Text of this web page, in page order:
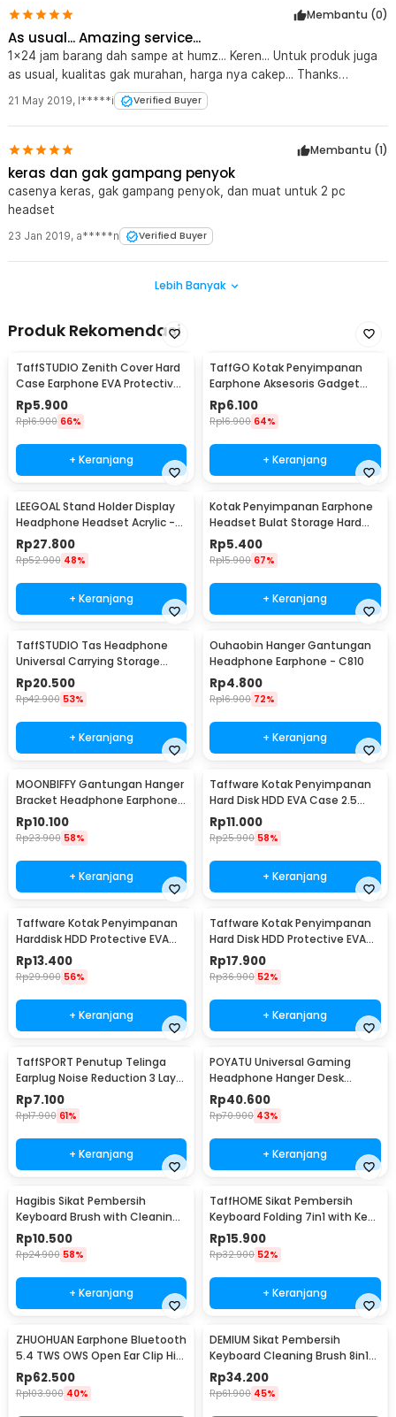
Membantu (0)
As usual... Amazing service...
1x24 jam barang dah sampe at humz... Keren... Untuk produk juga
as usual, kualitas gak murahan, harga nya cakep... Thanks
21 May 2019, I*****i Verified Buyer
Membantu (1)
keras dan gak gampang penyok
casenya keras, gak gampang penyok, dan muat untuk 2 pc
headset
23 Jan 2019, a*****n Verified Buyer
Lebih Banyak
Produk Rekomendasi
TaffSTUDIO Zenith Cover Hard
Case Earphone EVA Protective
Mini Bag - B001
Rp5.900
Rp16.900 66%
+ Keranjang
TaffGO Kotak Penyimpanan
Earphone Aksesoris Gadget
EVA Hard Case - VBG-E01
Rp6.100
Rp16.900 64%
+ Keranjang
LEEGOAL Stand Holder Display
Headphone Headset Acrylic -
DA1502
Rp27.800
Rp52.900 48%
+ Keranjang
Kotak Penyimpanan Earphone
Headset Bulat Storage Hard
Case EVA - LHJ
Rp5.400
Rp15.900 67%
+ Keranjang
TaffSTUDIO Tas Headphone
Universal Carrying Storage
Case EVA - B-15
Rp20.500
Rp42.900 53%
+ Keranjang
Ouhaobin Hanger Gantungan
Headphone Earphone - C810
Rp4.800
Rp16.900 72%
+ Keranjang
MOONBIFFY Gantungan Hanger
Bracket Headphone Earphone -
C097
Rp10.100
Rp23.900 58%
+ Keranjang
Taffware Kotak Penyimpanan
Hard Disk HDD EVA Case 2.5
Inch - C6963
Rp11.000
Rp25.900 58%
+ Keranjang
Taffware Kotak Penyimpanan
Harddisk HDD Protective EVA
Case 2.5 Inch - C6962
Rp13.400
Rp29.900 56%
+ Keranjang
Taffware Kotak Penyimpanan
Hard Disk HDD Protective EVA
Case 2.5 Inch - C6961
Rp17.900
Rp36.900 52%
+ Keranjang
TaffSPORT Penutup Telinga
Earplug Noise Reduction 3 Layer
1 Pair - VO75
Rp7.100
Rp17.900 61%
+ Keranjang
POYATU Universal Gaming
Headphone Hanger Desk
Mount - GPYT-891
Rp40.600
Rp70.900 43%
+ Keranjang
Hagibis Sikat Pembersih
Keyboard Brush with Cleaning
Pen Key Puller - CB01
Rp10.500
Rp24.900 58%
+ Keranjang
TaffHOME Sikat Pembersih
Keyboard Folding 7in1 with Key
Puller - Q6E
Rp15.900
Rp32.900 52%
+ Keranjang
ZHUOHUAN Earphone Bluetooth
5.4 TWS OWS Open Ear Clip HiFi
Surround - JS352
Rp62.500
Rp103.900 40%
DEMIUM Sikat Pembersih
Keyboard Cleaning Brush 8in1
with Liquid - Q8
Rp34.200
Rp61.900 45%